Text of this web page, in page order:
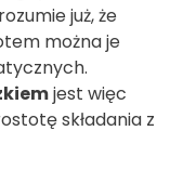
już, że
można je
jest więc
składania z